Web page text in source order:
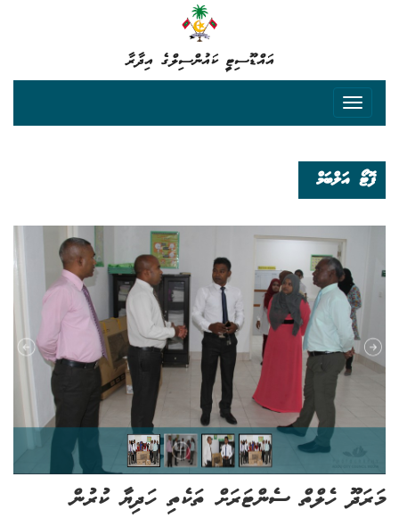
އައްޑޫސިޓީ ކައުންސިލްގެ އިދާރާ
ފޮޓޯ އަލްބަމް
މަރަދޫ ހެލްތް ސެންޓަރަށް ތަކެތި ހަދިޔާ ކުރުން